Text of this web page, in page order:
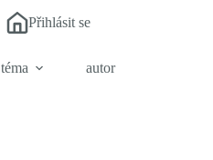
Přihlásit se
téma autor